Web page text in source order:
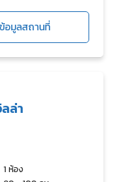
อมูลสถานที่
ล่า
1 ห้อง